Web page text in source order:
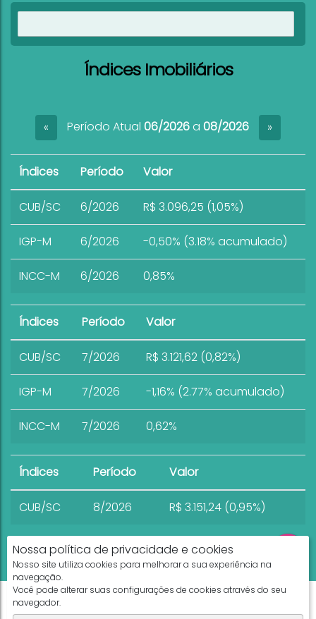
Nossa política de privacidade e cookies
Nosso site utiliza cookies para melhorar a sua experiência na
navegação.
Você pode alterar suas configurações de cookies através do seu
navegador.
Índices Imobiliários
« Período Atual 06/2026a 08/2026 »
Índices Período Valor
CUB/SC 6/2026 R$ 3.096,25 (1,05%)
IGP-M 6/2026 -0,50% (3.18% acumulado)
INCC-M 6/2026 0,85%
Índices Período Valor
CUB/SC 7/2026 R$ 3.121,62 (0,82%)
IGP-M 7/2026 -1,16% (2.77% acumulado)
INCC-M 7/2026 0,62%
Índices Período Valor
CUB/SC 8/2026 R$ 3.151,24 (0,95%)
Apresenta.me ~ Plataforma Imobiliária
Copyright © 2026 ~ 0.0000s